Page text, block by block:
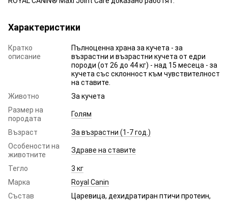
Характеристики
Кратко
описание
Пълноценна храна за кучета - за
възрастни и възрастни кучета от едри
породи (от 26 до 44 кг) - над 15 месеца - за
кучета със склонност към чувствителност
на ставите.
Животно
За кучета
Размер на
породата
Голям
Възраст
За възрастни (1-7 год.)
Особености на
животните
Здраве на ставите
Тегло
3 кг
Марка
Royal Canin
Състав
Царевица, дехидратиран птичи протеин,